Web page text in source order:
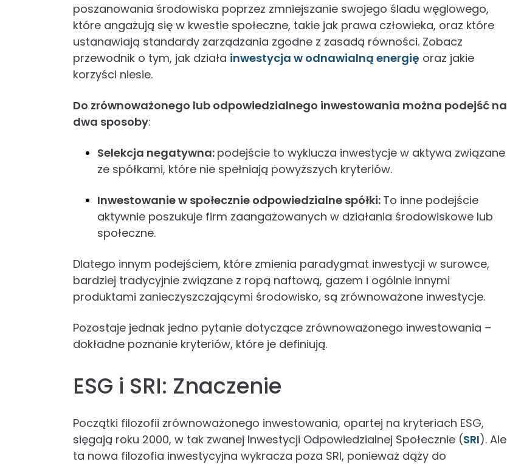
poszanowania środowiska poprzez zmniejszanie swojego śladu węglowego,
które angażują się w kwestie społeczne, takie jak prawa człowieka, oraz które
ustanawiają standardy zarządzania zgodne z zasadą równości. Zobacz
przewodnik o tym, jak działa inwestycja w odnawialną energię oraz jakie
korzyści niesie.
Do zrównoważonego lub odpowiedzialnego inwestowania można podejść na
dwa sposoby:
Selekcja negatywna: podejście to wyklucza inwestycje w aktywa związane
ze spółkami, które nie spełniają powyższych kryteriów.
Inwestowanie w społecznie odpowiedzialne spółki: To inne podejście
aktywnie poszukuje firm zaangażowanych w działania środowiskowe lub
społeczne.
Dlatego innym podejściem, które zmienia paradygmat inwestycji w surowce,
bardziej tradycyjnie związane z ropą naftową, gazem i ogólnie innymi
produktami zanieczyszczającymi środowisko, są zrównoważone inwestycje.
Pozostaje jednak jedno pytanie dotyczące zrównoważonego inwestowania –
dokładne poznanie kryteriów, które je definiują.
ESG i SRI: Znaczenie
Początki filozofii zrównoważonego inwestowania, opartej na kryteriach ESG,
sięgają roku 2000, w tak zwanej Inwestycji Odpowiedzialnej Społecznie (SRI). Ale
ta nowa filozofia inwestycyjna wykracza poza SRI, ponieważ dąży do